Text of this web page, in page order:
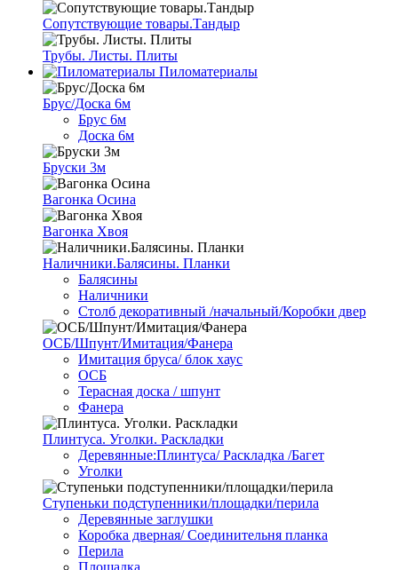
Сопутствующие товары.Тандыр
Трубы. Листы. Плиты
Пиломатериалы
Брус/Доска 6м
Брус 6м
Доска 6м
Бруски 3м
Вагонка Осина
Вагонка Хвоя
Наличники.Балясины. Планки
Балясины
Наличники
Столб декоративный /начальный/Коробки двер
ОСБ/Шпунт/Имитация/Фанера
Имитация бруса/ блок хаус
ОСБ
Терасная доска / шпунт
Фанера
Плинтуса. Уголки. Раскладки
Деревянные:Плинтуса/ Раскладка /Багет
Уголки
Ступеньки подступенники/площадки/перила
Деревянные заглушки
Коробка дверная/ Соединительня планка
Перила
Площадка